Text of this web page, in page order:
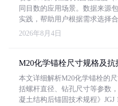
同目数的应用场景。数据来源
实践，帮助用户根据需求选择
2026年8月4日
M20化学锚栓尺寸规格及
本文详细解析M20化学锚栓的
括螺杆直径、钻孔尺寸等参数
凝土结构后锚固技术规程》